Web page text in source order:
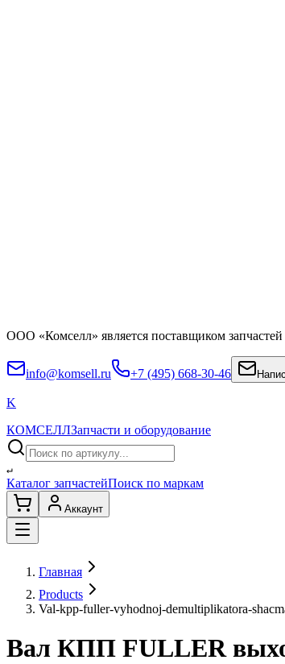
ООО «Комселл» является поставщиком
info@komsell.ru +7 (495) 668-30-46
K
КОМСЕЛЛЗапчасти и оборудование
↵
Каталог запчастейПоиск по маркам
Аккаунт
Главная
Products
Val-kpp-fuller-vyhodnoj-demultiplikatora-
Вал КПП FULLER